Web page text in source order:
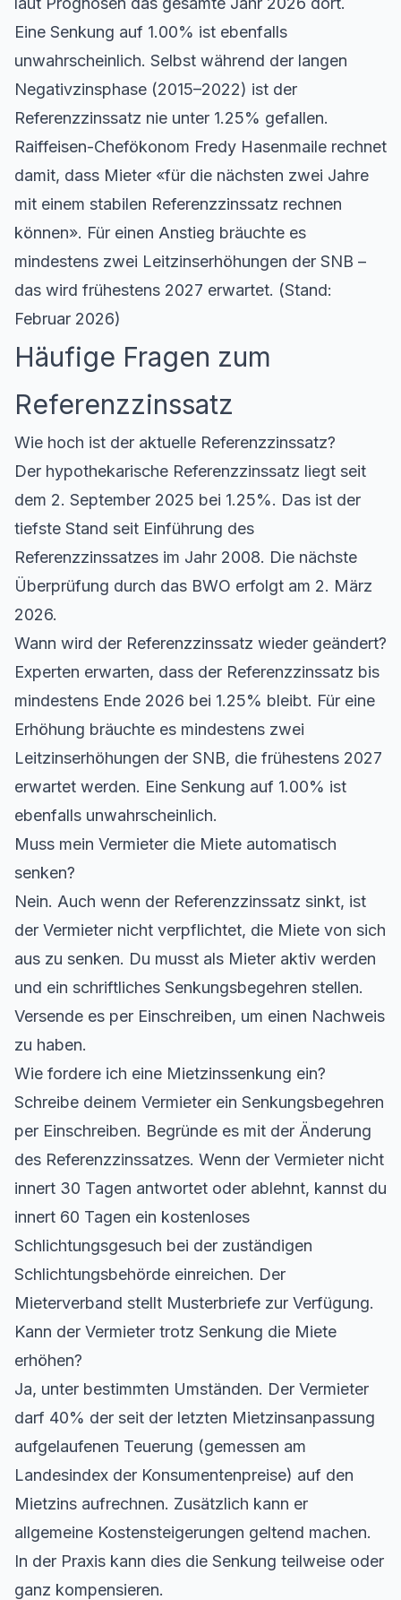
Eine Senkung auf 1.00% ist ebenfalls
unwahrscheinlich. Selbst während der langen
Negativzinsphase (2015–2022) ist der
Referenzzinssatz nie unter 1.25% gefallen.
Raiffeisen-Chefökonom Fredy Hasenmaile rechnet
damit, dass Mieter «für die nächsten zwei Jahre
mit einem stabilen Referenzzinssatz rechnen
können». Für einen Anstieg bräuchte es
mindestens zwei Leitzinserhöhungen der SNB –
das wird frühestens 2027 erwartet. (Stand:
Februar 2026)
Häufige Fragen zum
Referenzzinssatz
Wie hoch ist der aktuelle Referenzzinssatz?
Der hypothekarische Referenzzinssatz liegt seit
dem 2. September 2025 bei 1.25%. Das ist der
tiefste Stand seit Einführung des
Referenzzinssatzes im Jahr 2008. Die nächste
Überprüfung durch das BWO erfolgt am 2. März
2026.
Wann wird der Referenzzinssatz wieder geändert?
Experten erwarten, dass der Referenzzinssatz bis
mindestens Ende 2026 bei 1.25% bleibt. Für eine
Erhöhung bräuchte es mindestens zwei
Leitzinserhöhungen der SNB, die frühestens 2027
erwartet werden. Eine Senkung auf 1.00% ist
ebenfalls unwahrscheinlich.
Muss mein Vermieter die Miete automatisch
senken?
Nein. Auch wenn der Referenzzinssatz sinkt, ist
der Vermieter nicht verpflichtet, die Miete von sich
aus zu senken. Du musst als Mieter aktiv werden
und ein schriftliches Senkungsbegehren stellen.
Versende es per Einschreiben, um einen Nachweis
zu haben.
Wie fordere ich eine Mietzinssenkung ein?
Schreibe deinem Vermieter ein Senkungsbegehren
per Einschreiben. Begründe es mit der Änderung
des Referenzzinssatzes. Wenn der Vermieter nicht
innert 30 Tagen antwortet oder ablehnt, kannst du
innert 60 Tagen ein kostenloses
Schlichtungsgesuch bei der zuständigen
Schlichtungsbehörde einreichen. Der
Mieterverband stellt Musterbriefe zur Verfügung.
Kann der Vermieter trotz Senkung die Miete
erhöhen?
Ja, unter bestimmten Umständen. Der Vermieter
darf 40% der seit der letzten Mietzinsanpassung
aufgelaufenen Teuerung (gemessen am
Landesindex der Konsumentenpreise) auf den
Mietzins aufrechnen. Zusätzlich kann er
allgemeine Kostensteigerungen geltend machen.
In der Praxis kann dies die Senkung teilweise oder
ganz kompensieren.